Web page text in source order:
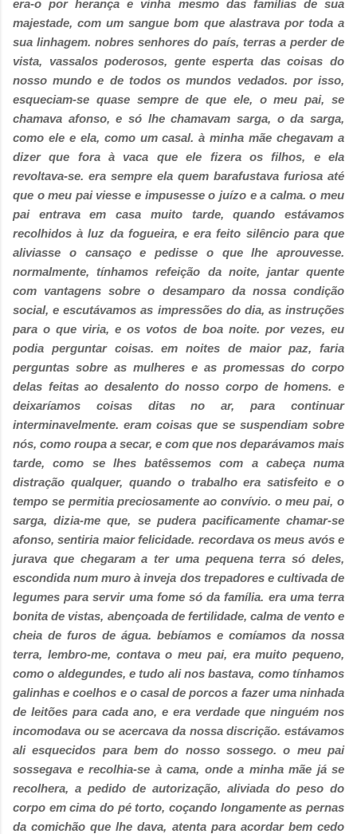
era-o por herança e vinha mesmo das famílias de sua
majestade, com um sangue bom que alastrava por toda a
sua linhagem. nobres senhores do país, terras a perder de
vista, vassalos poderosos, gente esperta das coisas do
nosso mundo e de todos os mundos vedados. por isso,
esqueciam-se quase sempre de que ele, o meu pai, se
chamava afonso, e só lhe chamavam sarga, o da sarga,
como ele e ela, como um casal. à minha mãe chegavam a
dizer que fora à vaca que ele fizera os filhos, e ela
revoltava-se. era sempre ela quem barafustava furiosa até
que o meu pai viesse e impusesse o juízo e a calma. o meu
pai entrava em casa muito tarde, quando estávamos
recolhidos à luz da fogueira, e era feito silêncio para que
aliviasse o cansaço e pedisse o que lhe aprouvesse.
normalmente, tínhamos refeição da noite, jantar quente
com vantagens sobre o desamparo da nossa condição
social, e escutávamos as impressões do dia, as instruções
para o que viria, e os votos de boa noite. por vezes, eu
podia perguntar coisas. em noites de maior paz, faria
perguntas sobre as mulheres e as promessas do corpo
delas feitas ao desalento do nosso corpo de homens. e
deixaríamos coisas ditas no ar, para continuar
interminavelmente. eram coisas que se suspendiam sobre
nós, como roupa a secar, e com que nos deparávamos mais
tarde, como se lhes batêssemos com a cabeça numa
distração qualquer, quando o trabalho era satisfeito e o
tempo se permitia preciosamente ao convívio. o meu pai, o
sarga, dizia-me que, se pudera pacificamente chamar-se
afonso, sentiria maior felicidade. recordava os meus avós e
jurava que chegaram a ter uma pequena terra só deles,
escondida num muro à inveja dos trepadores e cultivada de
legumes para servir uma fome só da família. era uma terra
bonita de vistas, abençoada de fertilidade, calma de vento e
cheia de furos de água. bebíamos e comíamos da nossa
terra, lembro-me, contava o meu pai, era muito pequeno,
como o aldegundes, e tudo ali nos bastava, como tínhamos
galinhas e coelhos e o casal de porcos a fazer uma ninhada
de leitões para cada ano, e era verdade que ninguém nos
incomodava ou se acercava da nossa discrição. estávamos
ali esquecidos para bem do nosso sossego. o meu pai
sossegava e recolhia-se à cama, onde a minha mãe já se
recolhera, a pedido de autorização, aliviada do peso do
corpo em cima do pé torto, coçando longamente as pernas
da comichão que lhe dava, atenta para acordar bem cedo